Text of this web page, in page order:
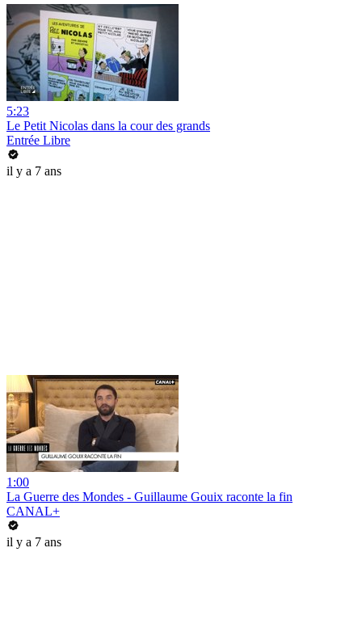
5:23
Le Petit Nicolas dans la cour des grands
Entrée Libre
il y a 7 ans
1:00
La Guerre des Mondes - Guillaume Gouix raconte la fin
CANAL+
il y a 7 ans